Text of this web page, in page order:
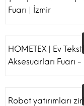
Fuarı | İzmir
HOMETEX | Ev
Aksesuarları Fuarı -
Robot yatırımları